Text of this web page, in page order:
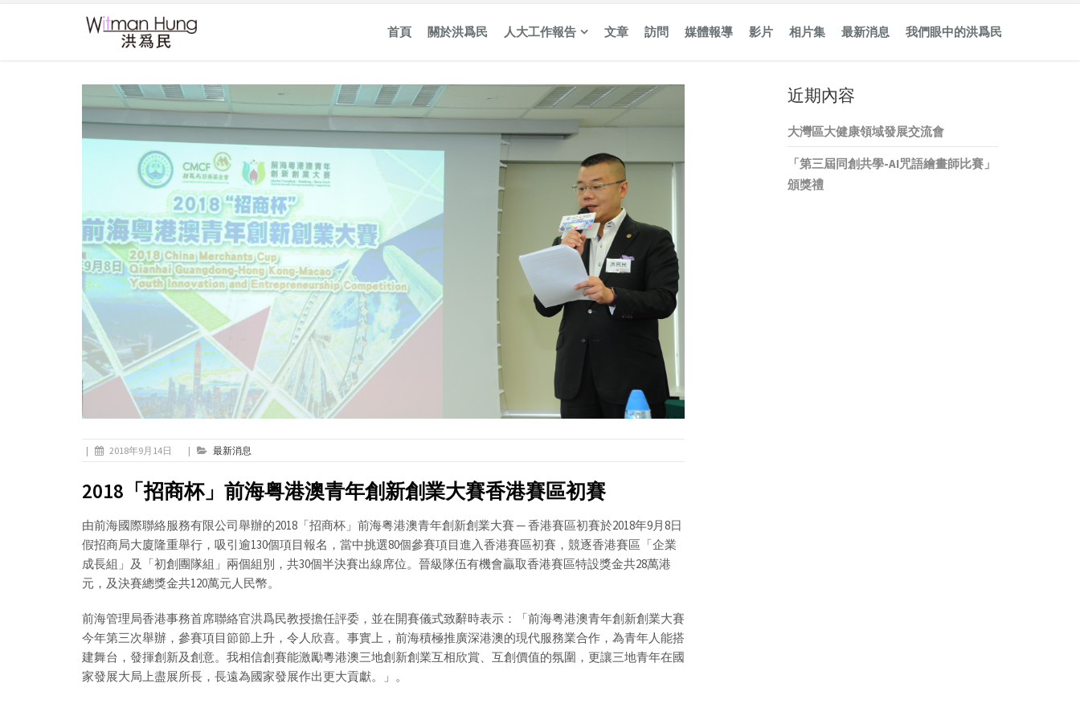
首頁 關於洪爲民 人大工作報告 文章 訪問 媒體報導 影片 相片集 最新消息 我們眼中的洪爲民
| 2018年9月14日 | 最新消息
2018「招商杯」前海粤港澳青年創新創業大賽香港賽區初賽
由前海國際聯絡服務有限公司舉辦的2018「招商杯」前海粤港澳青年創新創業大賽 ─ 香港賽區初賽於2018年9月8日
假招商局大廈隆重舉行，吸引逾130個項目報名，當中挑選80個參賽項目進入香港賽區初賽，競逐香港賽區「企業
成長組」及「初創團隊組」兩個組別，共30個半決賽出線席位。晉級隊伍有機會贏取香港賽區特設獎金共28萬港
元，及決賽總獎金共120萬元人民幣。
前海管理局香港事務首席聯絡官洪爲民教授擔任評委，並在開賽儀式致辭時表示：「前海粤港澳青年創新創業大賽
今年第三次舉辦，參賽項目節節上升，令人欣喜。事實上，前海積極推廣深港澳的現代服務業合作，為青年人能搭
建舞台，發揮創新及創意。我相信創賽能激勵粵港澳三地創新創業互相欣賞、互創價值的氛圍，更讓三地青年在國
家發展大局上盡展所長，長遠為國家發展作出更大貢獻。」。
近期內容
大灣區大健康領域發展交流會
「第三屆同創共學-AI咒語繪畫師比賽」
頒獎禮